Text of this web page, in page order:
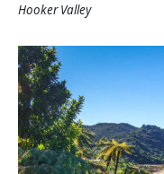
Hooker Valley